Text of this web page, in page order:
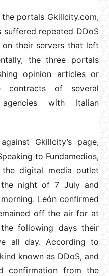
portals Gkillcity.com,
suffered repeated DDoS
their servers that left
the three portals
opinion articles or
contracts of several
agencies with Italian
Gkillcity’s page,
to Fundamedios,
digital media outlet
night of 7 July and
León confirmed
off the air for at
following days their
all day. According to
known as DDoS, and
confirmation from the